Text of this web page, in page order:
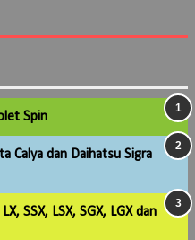
Spin
Calya dan Daihatsu Sigra
SSX, LSX, SGX, LGX dan